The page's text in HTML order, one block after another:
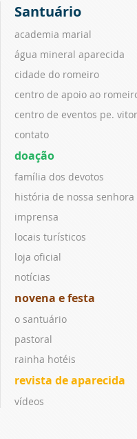
Santuário
academia marial
água mineral aparecida
cidade do romeiro
centro de apoio ao
centro de eventos pe. vitor
contato
doação
família dos devotos
história de nossa senhora
imprensa
locais turísticos
loja oficial
notícias
novena e festa
o santuário
pastoral
rainha hotéis
revista de aparecida
vídeos